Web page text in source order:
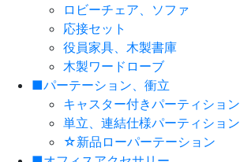
ロビーチェア、ソファ
応接セット
役員家具、木製書庫
木製ワードローブ
■パーテーション、衝立
キャスター付きパーティション
単立、連結仕様パーティション
☆新品ローパーテーション